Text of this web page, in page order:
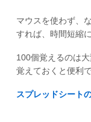
マウスを使わず、
すれば、時間短縮
100個覚えるのは
覚えておくと便利で
スプレッドシート